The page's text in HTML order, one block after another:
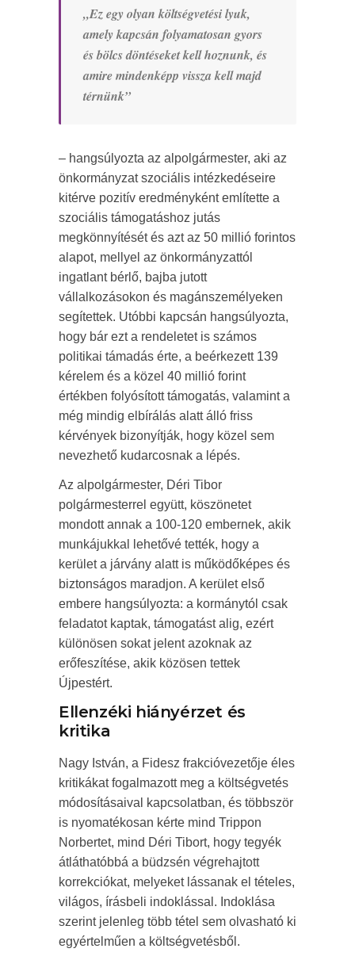
„Ez egy olyan költségvetési lyuk,
amely kapcsán folyamatosan gyors
és bölcs döntéseket kell hoznunk, és
amire mindenképp vissza kell majd
térnünk”
– hangsúlyozta az alpolgármester, aki az
önkormányzat szociális intézkedéseire
kitérve pozitív eredményként említette a
szociális támogatáshoz jutás
megkönnyítését és azt az 50 millió forintos
alapot, mellyel az önkormányzattól
ingatlant bérlő, bajba jutott
vállalkozásokon és magánszemélyeken
segítettek. Utóbbi kapcsán hangsúlyozta,
hogy bár ezt a rendeletet is számos
politikai támadás érte, a beérkezett 139
kérelem és a közel 40 millió forint
értékben folyósított támogatás, valamint a
még mindig elbírálás alatt álló friss
kérvények bizonyítják, hogy közel sem
nevezhető kudarcosnak a lépés.
Az alpolgármester, Déri Tibor
polgármesterrel együtt, köszönetet
mondott annak a 100-120 embernek, akik
munkájukkal lehetővé tették, hogy a
kerület a járvány alatt is működőképes és
biztonságos maradjon. A kerület első
embere hangsúlyozta: a kormánytól csak
feladatot kaptak, támogatást alig, ezért
különösen sokat jelent azoknak az
erőfeszítése, akik közösen tettek
Újpestért.
Ellenzéki hiányérzet és
kritika
Nagy István, a Fidesz frakcióvezetője éles
kritikákat fogalmazott meg a költségvetés
módosításaival kapcsolatban, és többször
is nyomatékosan kérte mind Trippon
Norbertet, mind Déri Tibort, hogy tegyék
átláthatóbbá a büdzsén végrehajtott
korrekciókat, melyeket lássanak el tételes,
világos, írásbeli indoklással. Indoklása
szerint jelenleg több tétel sem olvasható ki
egyértelműen a költségvetésből.